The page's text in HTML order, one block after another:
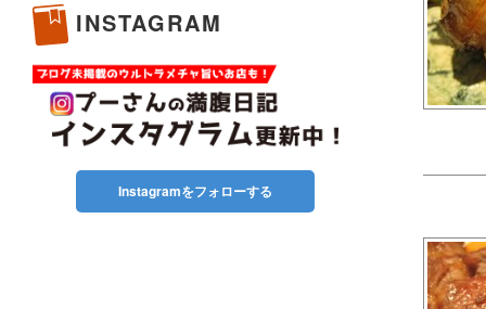
INSTAGRAM
Instagramをフォローする